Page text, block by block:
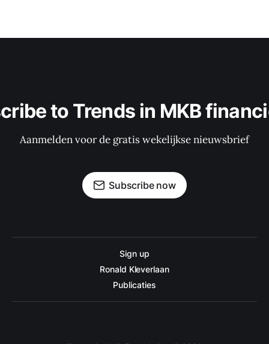
to Trends in MKB
Aanmelden voor de gratis wekelijkse nieuwsbrief
Subscribe now
Sign up
Ronald Kleverlaan
Publicaties